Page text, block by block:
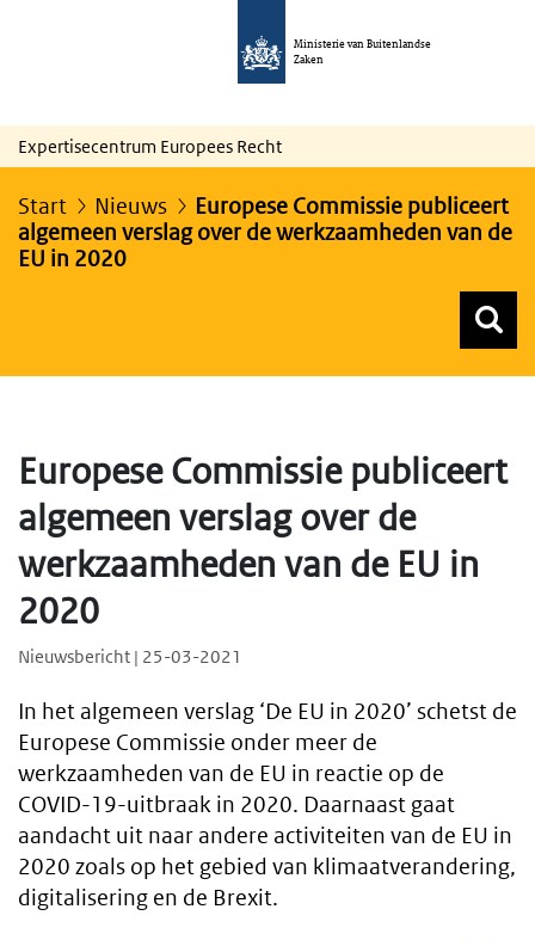
Ministerie van Buitenlandse
Zaken
Expertisecentrum Europees Recht
Start Nieuws
Europese Commissie publiceert
algemeen verslag over de werkzaamheden van de
EU in 2020
Europese Commissie publiceert
algemeen verslag over de
werkzaamheden van de EU in
2020
Nieuwsbericht | 25-03-2021
In het algemeen verslag ‘De EU in 2020’ schetst de
Europese Commissie onder meer de
werkzaamheden van de EU in reactie op de
COVID-19-uitbraak in 2020. Daarnaast gaat
aandacht uit naar andere activiteiten van de EU in
2020 zoals op het gebied van klimaatverandering,
digitalisering en de Brexit.